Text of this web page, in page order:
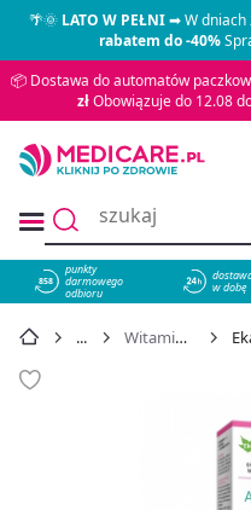
🌴🌞LATO W PEŁNI➡ W dniach
rabatem do -40%
📦 Dostawa do automatów
złObowiązuje do 12.08
858
punkty
darmowego
odbioru w dobę
Witamina A+E